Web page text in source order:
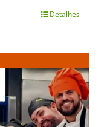
Detalhes